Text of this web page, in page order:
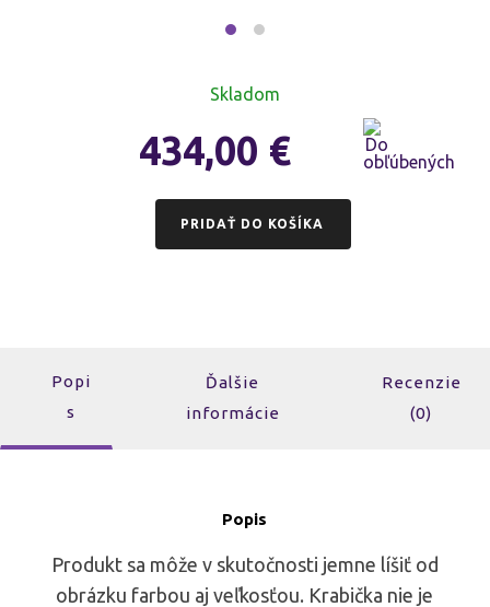
Skladom
434,00 €
PRIDAŤ DO KOŠÍKA
Popi
s
Ďalšie
informácie
Recenzie
(0)
Popis
Produkt sa môže v skutočnosti jemne líšiť od
obrázku farbou aj veľkosťou. Krabička nie je